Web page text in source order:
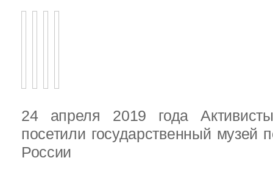
24 апреля 2019 года
посетили государственный музей
России